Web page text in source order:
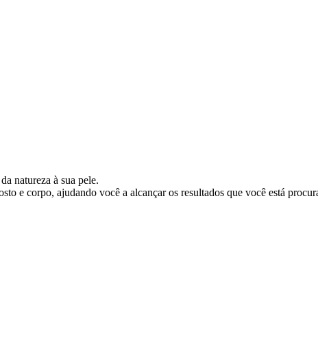
natureza à sua pele.
e corpo, ajudando você a alcançar os resultados que você está